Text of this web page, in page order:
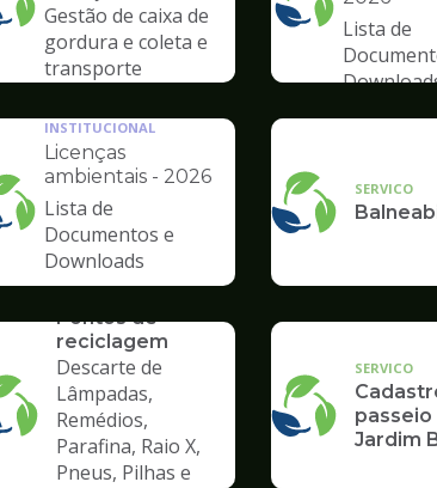
Ilustração
da
pagina
de
Meio
Ambiente
Gestão de caixa de
gordura e coleta e
transporte
s geradore
Ilustração
da
pagina
de
Meio
Lista de
Ilustração
da
pagina
de
Meio
Ambiente
INSTITUCIONAL
Licenças
ambientais - 2026
Lista de
Documentos e
Downloads
SERVICO
SERVICO
Pontos de
reciclagem
Descarte de
Lâmpadas,
Remédios,
Parafina, Raio X,
Pneus, Pilhas e
SERVICO
Jardim